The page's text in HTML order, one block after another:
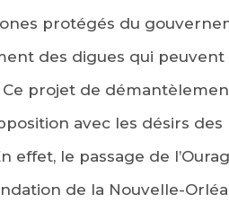
protégés du
des digues qui
Ce projet de
avec les désirs
effet, le passage de
de la Nouvelle-